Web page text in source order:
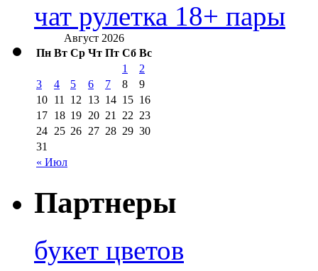
чат рулетка 18+ пары
Август 2026
Пн Вт Ср Чт Пт Сб Вс
« Июл
1
2
3
4 5 6 7 8
9
10 11 12 13 14 15 16
17 18 19 20 21 22 23
24 25 26 27 28 29 30
31
Партнеры
букет цветов